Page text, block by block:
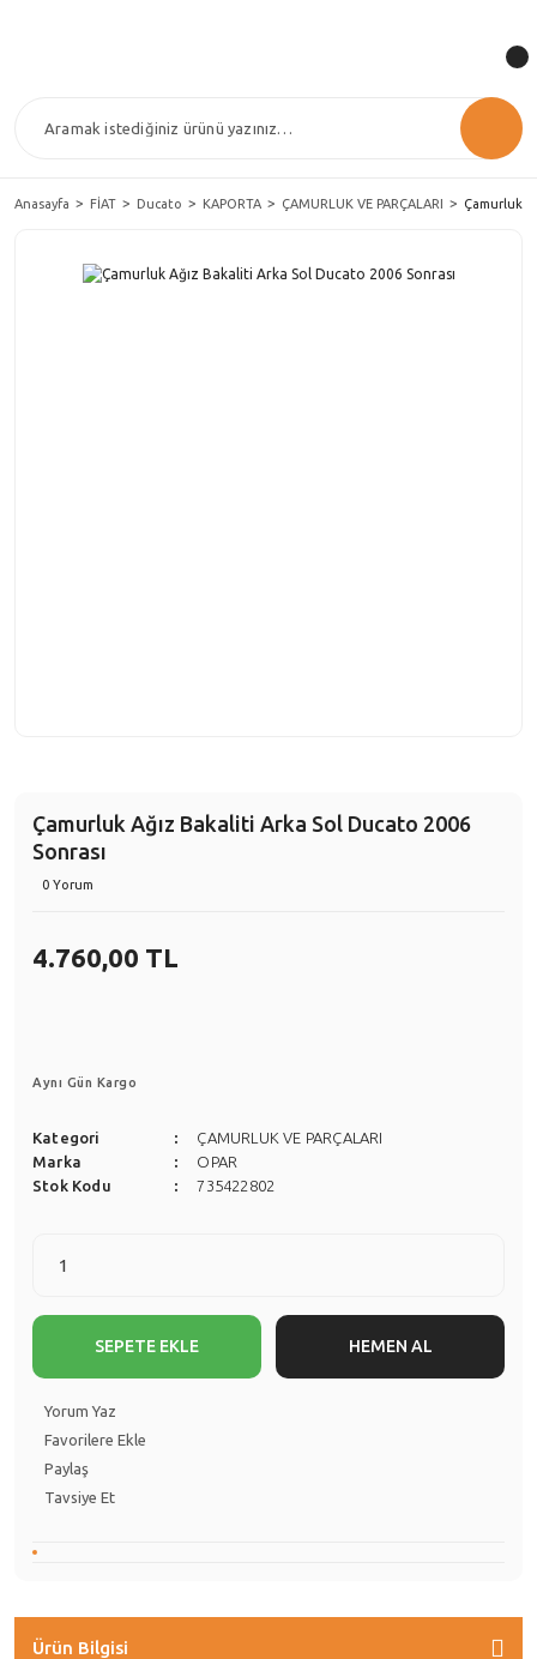
Anasayfa FİAT Ducato KAPORTA ÇAMURLUK VE PARÇALARI Çamurluk
Çamurluk Ağız Bakaliti Arka Sol Ducato 2006
Sonrası
0 Yorum
4.760,00 TL
Aynı Gün Kargo
Kategori
ÇAMURLUK VE PARÇALARI
Marka
OPAR
Stok Kodu
735422802
SEPETE EKLE HEMEN AL
Yorum Yaz
Paylaş
Tavsiye Et
Ürün Bilgisi